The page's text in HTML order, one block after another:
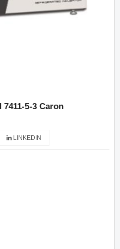
7411-5-3 Caron
LINKEDIN